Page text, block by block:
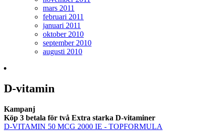
mars 2011
februari 2011
januari 2011
oktober 2010
september 2010
augusti 2010
D-vitamin
Kampanj
Köp 3 betala för två Extra starka D-vitaminer
D-VITAMIN 50 MCG 2000 IE - TOPFORMULA